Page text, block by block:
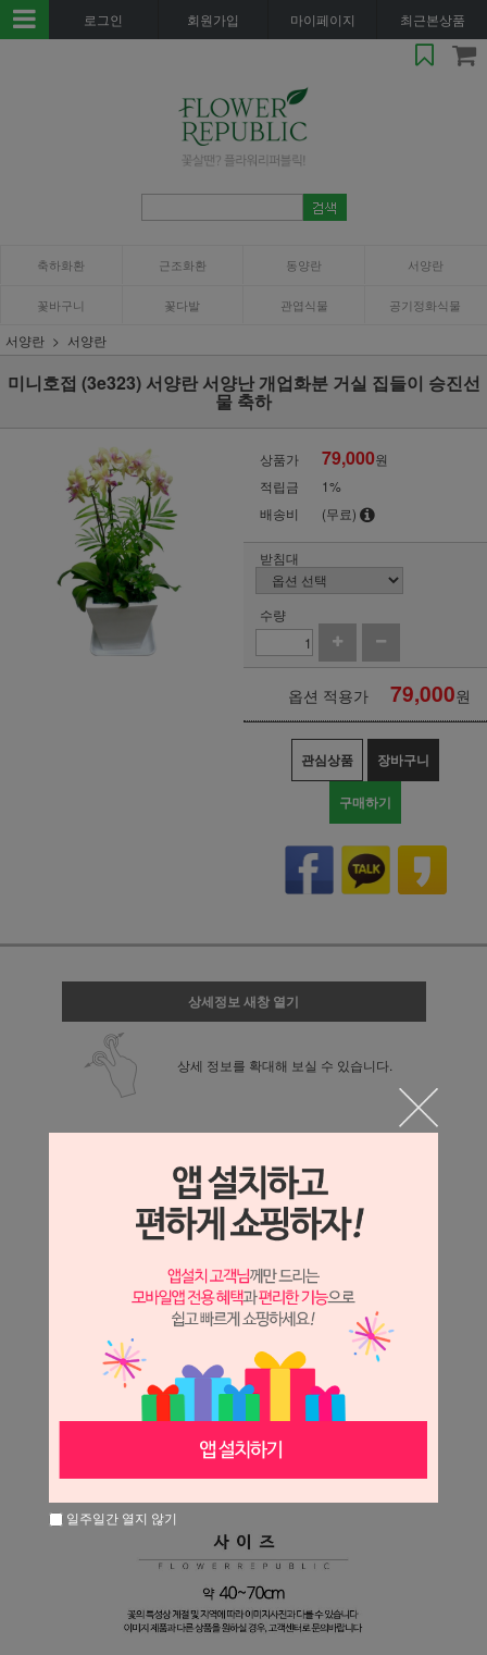
로그인 회원가입 마이페이지 최근본상품
축하화환 근조화환 동양란 서양란
꽃바구니 꽃다발 관엽식물 공기정화식물
서양란 서양란
미니호접 (3e323) 서양란 서양난 개업화분 거실 집들이 승진선
물 축하
상품가 79,000원
적립금
1%
배송비
(무료)
받침대
수량
옵션 적용가 79,000원
관심상품 장바구니
구매하기
상세정보 새창 열기
상세 정보를 확대해 보실 수 있습니다.
일주일간 열지 않기